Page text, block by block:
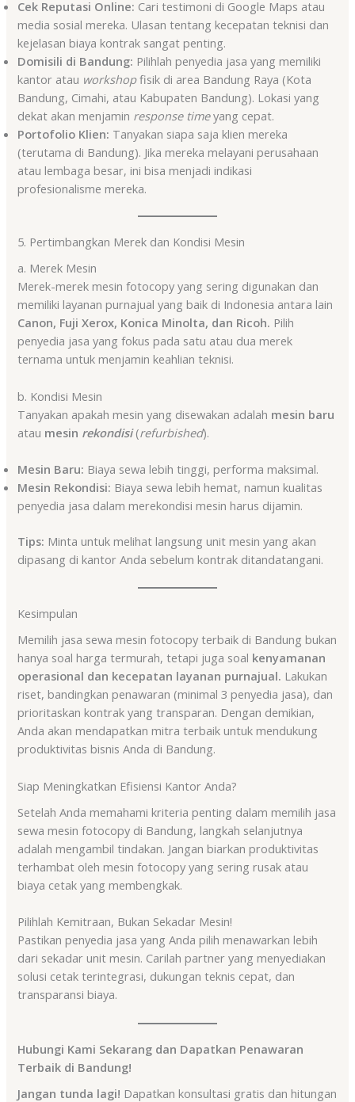
Cek Reputasi Online: Cari testimoni di Google Maps atau
media sosial mereka. Ulasan tentang kecepatan teknisi dan
kejelasan biaya kontrak sangat penting.
Domisili di Bandung: Pilihlah penyedia jasa yang memiliki
kantor atau workshopfisik di area Bandung Raya (Kota
Bandung, Cimahi, atau Kabupaten Bandung). Lokasi yang
dekat akan menjamin response timeyang cepat.
Portofolio Klien: Tanyakan siapa saja klien mereka
(terutama di Bandung). Jika mereka melayani perusahaan
atau lembaga besar, ini bisa menjadi indikasi
profesionalisme mereka.
5. Pertimbangkan Merek dan Kondisi Mesin
a. Merek Mesin
Merek-merek mesin fotocopy yang sering digunakan dan
memiliki layanan purnajual yang baik di Indonesia antara lain
Canon, Fuji Xerox, Konica Minolta, dan Ricoh. Pilih
penyedia jasa yang fokus pada satu atau dua merek
ternama untuk menjamin keahlian teknisi.
b. Kondisi Mesin
Tanyakan apakah mesin yang disewakan adalah mesin baru
atau mesin rekondisi(refurbished).
Mesin Baru: Biaya sewa lebih tinggi, performa maksimal.
Mesin Rekondisi: Biaya sewa lebih hemat, namun kualitas
penyedia jasa dalam merekondisi mesin harus dijamin.
Tips: Minta untuk melihat langsung unit mesin yang akan
dipasang di kantor Anda sebelum kontrak ditandatangani.
Kesimpulan
Memilih jasa sewa mesin fotocopy terbaik di Bandung bukan
hanya soal harga termurah, tetapi juga soal kenyamanan
operasional dan kecepatan layanan purnajual. Lakukan
riset, bandingkan penawaran (minimal 3 penyedia jasa), dan
prioritaskan kontrak yang transparan. Dengan demikian,
Anda akan mendapatkan mitra terbaik untuk mendukung
produktivitas bisnis Anda di Bandung.
Siap Meningkatkan Efisiensi Kantor Anda?
Setelah Anda memahami kriteria penting dalam memilih jasa
sewa mesin fotocopy di Bandung, langkah selanjutnya
adalah mengambil tindakan. Jangan biarkan produktivitas
terhambat oleh mesin fotocopy yang sering rusak atau
biaya cetak yang membengkak.
Pilihlah Kemitraan, Bukan Sekadar Mesin!
Pastikan penyedia jasa yang Anda pilih menawarkan lebih
dari sekadar unit mesin. Carilah partner yang menyediakan
solusi cetak terintegrasi, dukungan teknis cepat, dan
transparansi biaya.
Hubungi Kami Sekarang dan Dapatkan Penawaran
Terbaik di Bandung!
Jangan tunda lagi! Dapatkan konsultasi gratis dan hitungan